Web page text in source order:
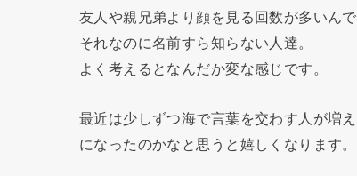
友人や親兄弟より顔を見る回数が多いんで
それなのに名前すら知らない人達。
よく考えるとなんだか変な感じです。
最近は少しずつ海で言葉を交わす人が増
になったのかなと思うと嬉しくなります。